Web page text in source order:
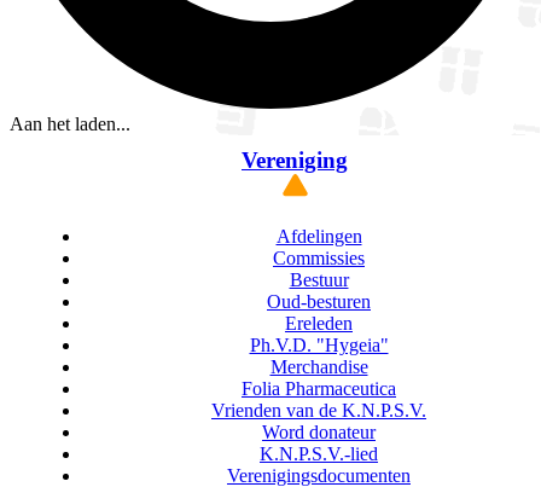
Aan het laden...
Vereniging
Afdelingen
Commissies
Bestuur
Oud-besturen
Ereleden
Ph.V.D. "Hygeia"
Merchandise
Folia Pharmaceutica
Vrienden van de K.N.P.S.V.
Word donateur
K.N.P.S.V.-lied
Verenigingsdocumenten